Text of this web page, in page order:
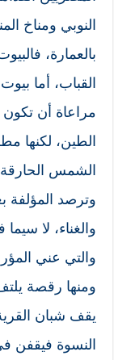
النوبي ومناخ
بالعمارة،
القباب، أما
مراعاة أن
الطين، لكنها
الشمس
وترصد
والغناء، لا
والتي عني
ومنها رقصة
يقف شبان
النسوة فيقفن